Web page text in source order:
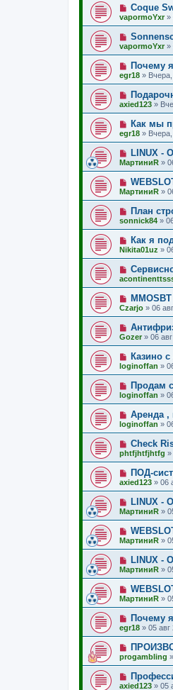
Н
о
в
о
е
с
о
б
щ
е
н
и
е
Coque
vapormoYxr»
Н
о
в
о
е
с
о
б
щ
е
н
и
е
vapormoYxr »
Н
о
в
о
е
с
о
б
щ
е
н
и
е
Почему
egr18 »
Н
о
в
о
е
с
о
б
щ
е
н
и
е
axied123 »
Н
о
в
о
е
с
о
о
б
щ
е
н
и
е
Как мы
egr18 »
Н
о
в
о
е
с
о
б
щ
е
н
и
е
LINUX
МартиниR »
Н
о
в
о
е
с
о
б
щ
е
н
и
е
МартиниR »
Н
о
в
о
е
с
о
о
б
щ
е
н
и
е
План
sonnick84 »
Н
о
в
е
с
о
б
щ
н
и
е
Как я
Nikita01uz »
Н
о
в
о
е
с
о
о
б
щ
е
н
и
е
Н
о
в
е
с
о
б
щ
е
н
и
е
Czarjo » 06
Н
о
в
о
е
с
о
б
щ
н
и
е
Gozer » 06
Н
о
в
о
е
с
о
о
б
щ
е
н
и
е
Казино
loginoffan »
Н
о
в
е
с
о
о
б
щ
е
н
и
е
Продам
loginoffan »
Н
о
в
е
с
о
б
щ
е
н
и
е
Аренда ,
loginoffan »
Н
о
в
о
е
с
о
б
щ
е
н
и
е
Check
phtfjhtfjhtfg »
Н
о
в
о
е
с
о
о
б
щ
е
н
и
е
ПОД-
axied123 » 06
Н
о
в
о
е
с
о
б
щ
е
н
и
е
LINUX
МартиниR »
Н
о
в
о
е
с
о
о
б
щ
е
н
и
е
МартиниR »
Н
о
в
о
е
с
о
б
щ
е
н
и
е
LINUX
МартиниR »
Н
о
в
о
е
с
о
б
щ
е
н
МартиниR »
Н
о
в
о
е
с
о
б
Почему
egr18 » 05 авг
Н
о
в
о
е
с
progambling »
Н
о
axied123 » 05